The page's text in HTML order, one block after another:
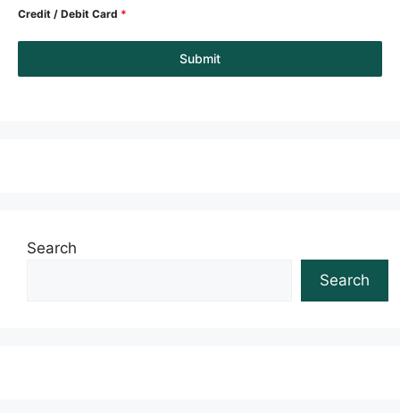
Credit / Debit Card *
Submit
Search
Search